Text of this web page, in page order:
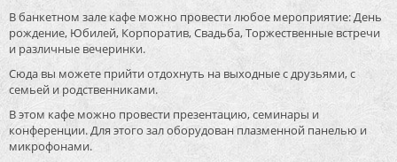
В банкетном зале кафе можно провести любое мероприятие: День
рождение, Юбилей, Корпоратив, Свадьба, Торжественные встречи
и различные вечеринки.
Сюда вы можете прийти отдохнуть на выходные с друзьями, с
семьей и родственниками.
В этом кафе можно провести презентацию, семинары и
конференции. Для этого зал оборудован плазменной панелью и
микрофонами.